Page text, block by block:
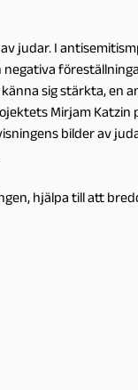
judar. I
sig stärkta, en
Mirjam Katzin
bilder av
hjälpa till att